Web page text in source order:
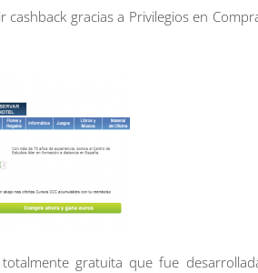
gracias a Privilegios en
gratuita que fue